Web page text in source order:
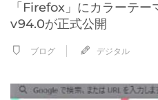
「Firefox」にカラーテー
v94.0が正式公開
ブログ デジタル